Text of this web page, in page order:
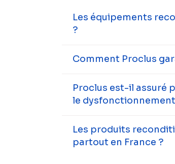
Les équipements
?
Comment Proclus
Proclus est-il assuré
le
Les produits
partout en France ?